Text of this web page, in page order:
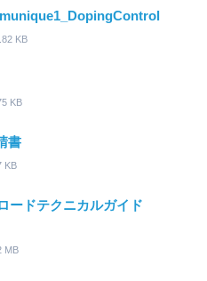
KB
KB
書
KB
ードテクニカルガイド
MB